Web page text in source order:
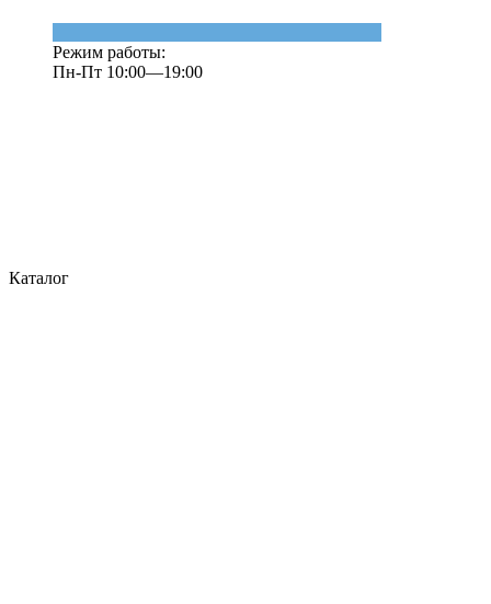
Режим работы:
Пн-Пт 10:00—19:00
Каталог